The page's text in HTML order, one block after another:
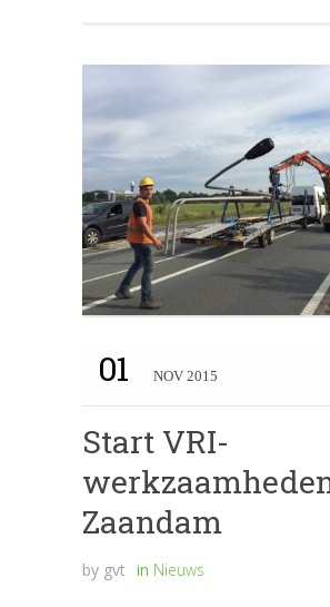
01 NOV 2015
Start VRI-
Zaandam
by gvt in Nieuws